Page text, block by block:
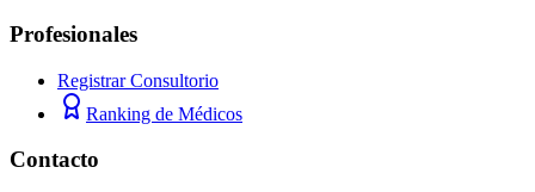
Profesionales
Registrar Consultorio
Ranking de Médicos
Contacto